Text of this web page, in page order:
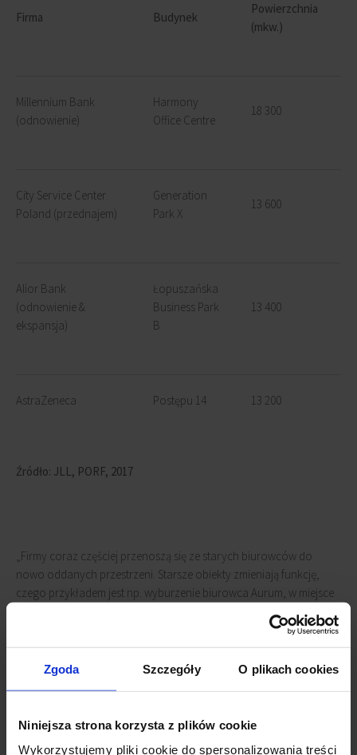
Zgoda Szczegóły O plikach cookies
Niniejsza strona korzysta z plików cookie
Wykorzystujemy pliki cookie do spersonalizowania treści
Firma Budynek
Powierzchnia
(mkw.)
Millennium Bank
(odnowienie)
Harmony
Office Centre
18 300
City Service Center
Poland (przednajem)
Generation
Park X
13 600
Alior Bank
(odnowienie &
ekspansja)
Łopuszańska
Business Park
B
13 400
AstraZeneca Postępu 14 13 200
Źródło: JLL, PORF, 2017
„Firmy coraz częściej przenoszą się ze starych biurowców do
nowo oddanych przestrzeni. Starsze obiekty zmieniają funkcję,
czego przykładem jest np. wyburzenie biurowca Aurum, w miejsce
którego powstanie inwestycja mieszkaniowa”, dodajeTomasz
Podaż
pobudza